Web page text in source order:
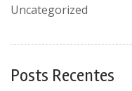
Uncategorized
Posts Recentes